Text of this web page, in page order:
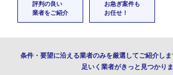
評判の良い
業者をご紹介
お急ぎ案件も
お任せ！
条件・要望に沿える業者のみを厳選してご紹介し
足いく業者がきっと見つかりま